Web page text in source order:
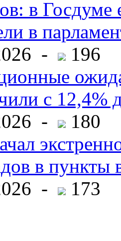
в Госдуме
в
-
196
с 12,4%
-
180
в пункты
-
173